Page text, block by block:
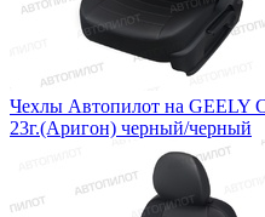
Чехлы Автопилот на GEELY
23г.(Аригон) черный/черный